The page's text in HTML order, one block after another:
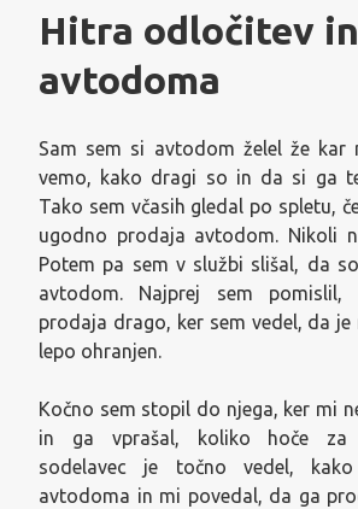
Hitra odločitev
avtodoma
Sam sem si avtodom želel že kar
vemo, kako dragi so in da si ga
Tako sem včasih gledal po spletu,
ugodno prodaja avtodom. Nikoli
Potem pa sem v službi slišal, da
avtodom. Najprej sem
prodaja drago, ker sem vedel, da
lepo ohranjen.
Kočno sem stopil do njega, ker mi
in ga vprašal, koliko hoče za
sodelavec je točno vedel,
avtodoma in mi povedal, da ga